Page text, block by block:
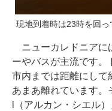
現地到着時は23時を回
ニューカレドニアに
ーやバスが主流です。
市内までは距離にして
あまあ離れています。
l（アルカン・シエル